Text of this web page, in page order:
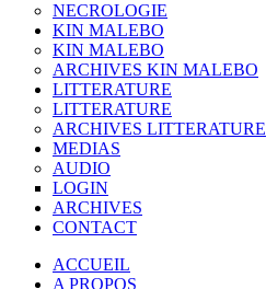
NECROLOGIE
KIN MALEBO
KIN MALEBO
ARCHIVES KIN MALEBO
LITTERATURE
LITTERATURE
ARCHIVES LITTERATURE
MEDIAS
AUDIO
LOGIN
ARCHIVES
CONTACT
ACCUEIL
A PROPOS